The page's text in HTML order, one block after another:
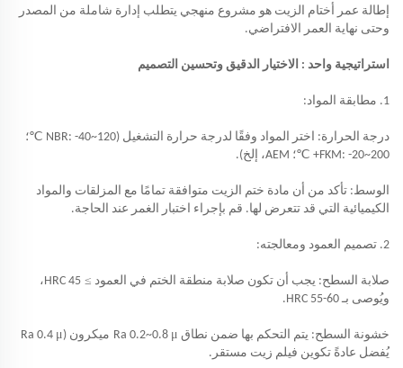
إطالة عمر أختام الزيت هو مشروع منهجي يتطلب إدارة شاملة من المصدر
وحتى نهاية العمر الافتراضي.
استراتيجية واحد : الاختيار الدقيق وتحسين التصميم
1. مطابقة المواد:
درجة الحرارة: اختر المواد وفقًا لدرجة حرارة التشغيل (NBR: -40~120 ℃؛
FKM: -20~200+
℃؛ AEM، إلخ).
الوسط: تأكد من أن مادة ختم الزيت متوافقة تمامًا مع المزلقات والمواد
الكيميائية التي قد تتعرض لها. قم بإجراء اختبار الغمر عند الحاجة.
2. تصميم العمود ومعالجته:
صلابة السطح: يجب أن تكون صلابة منطقة الختم في العمود ≥
HRC 45،
ويُوصى بـ HRC 55-60.
خشونة السطح: يتم التحكم بها ضمن نطاق Ra 0.2~0.8 μ ميكرون (Ra 0.4μ
يُفضل عادةً تكوين فيلم زيت مستقر.